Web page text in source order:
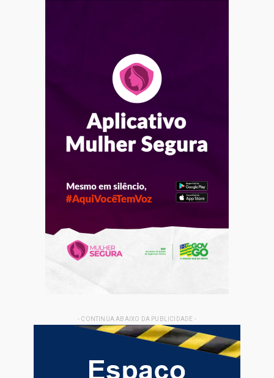
- CONTINUA ABAIXO DA PUBLICIDADE -